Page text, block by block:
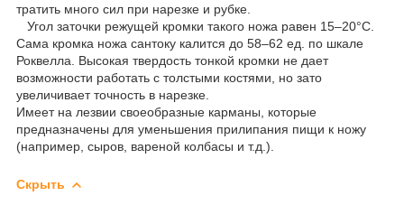
тратить много сил при нарезке и рубке.
Угол заточки режущей кромки такого ножа равен 15–20°С.
Сама кромка ножа сантоку калится до 58–62 ед. по шкале
Роквелла. Высокая твердость тонкой кромки не дает
возможности работать с толстыми костями, но зато
увеличивает точность в нарезке.
Имеет на лезвии своеобразные карманы, которые
предназначены для уменьшения прилипания пищи к ножу
(например, сыров, вареной колбасы и т.д.).
Скрыть